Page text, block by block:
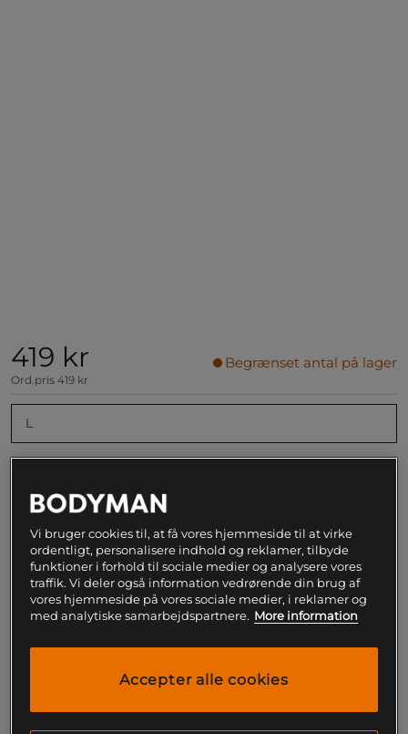
419 kr
Ord.pris 419 kr
Begrænset antal på lager
L
Gratis fragt over 199
kr
Gratis
retur
14 dages
fortrydelsesret
SKU #1891-2001-BLUE-R | EAN7350132944202
materiale med en højere talje og minimale sømme for
Vi bruger cookies til, at få vores hjemmeside til at virke
ordentligt, personalisere indhold og reklamer, tilbyde
funktioner i forhold til sociale medier og analysere vores
traffik. Vi deler også information vedrørende din brug af
vores hjemmeside på vores sociale medier, i reklamer og
med analytiske samarbejdspartnere. More information
Accepter alle cookies